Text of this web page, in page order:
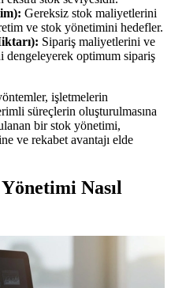
Gereksiz stok maliyetlerini
ve stok yönetimini hedefler.
Sipariş maliyetlerini ve
optimum sipariş
işletmelerin
süreçlerin oluşturulmasına
bir stok yönetimi,
ve rekabet avantajı elde
Nasıl